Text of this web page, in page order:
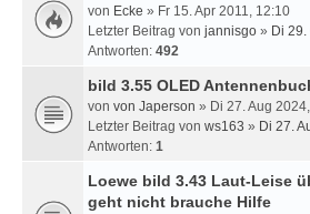
von Ecke » Fr 15. Apr 2011, 12:10
Letzter Beitrag von jannisgo » Di
Antworten: 492
bild 3.55 OLED
von von Japerson » Di 27. Aug
Letzter Beitrag von ws163 » Di 27.
Antworten: 1
Loewe bild 3.43 Laut-Leise
geht nicht brauche Hilfe